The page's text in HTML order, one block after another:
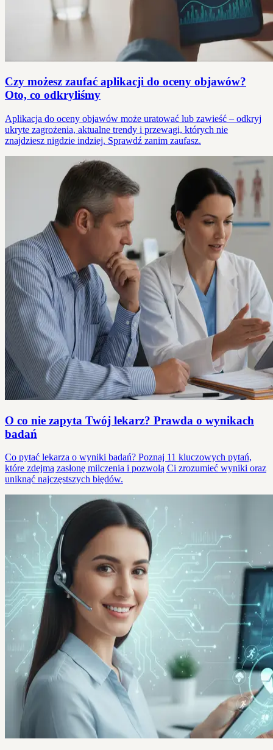
Czy możesz zaufać aplikacji do oceny objawów?
Oto, co odkryliśmy
Aplikacja do oceny objawów może uratować lub zawieść – odkryj
ukryte zagrożenia, aktualne trendy i przewagi, których nie
znajdziesz nigdzie indziej. Sprawdź zanim zaufasz.
O co nie zapyta Twój lekarz? Prawda o wynikach
badań
Co pytać lekarza o wyniki badań? Poznaj 11 kluczowych pytań,
które zdejmą zasłonę milczenia i pozwolą Ci zrozumieć wyniki oraz
uniknąć najczęstszych błędów.